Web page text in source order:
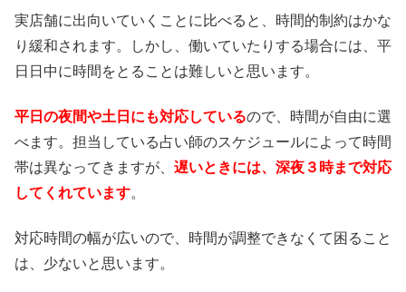
実店舗に出向いていくことに比べると、時間的制約はかな
り緩和されます。しかし、働いていたりする場合には、平
日日中に時間をとることは難しいと思います。
平日の夜間や土日にも対応しているので、時間が自由に選
べます。担当している占い師のスケジュールによって時間
帯は異なってきますが、 遅いときには、深夜３時まで対応
してくれています。
対応時間の幅が広いので、時間が調整できなくて困ること
は、少ないと思います。